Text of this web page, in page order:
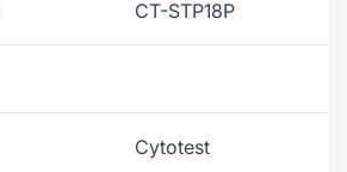
CT-STP18P
Cytotest